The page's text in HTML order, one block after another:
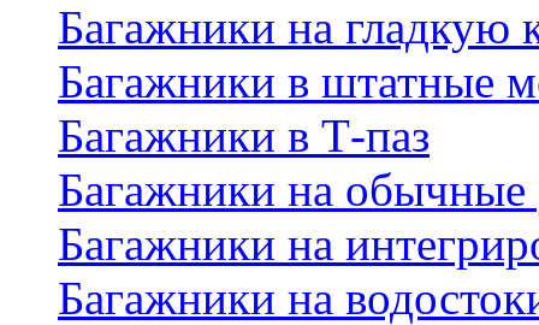
Багажники на гладкую
Багажники в штатные
Багажники в Т-паз
Багажники на обычные
Багажники на
Багажники на